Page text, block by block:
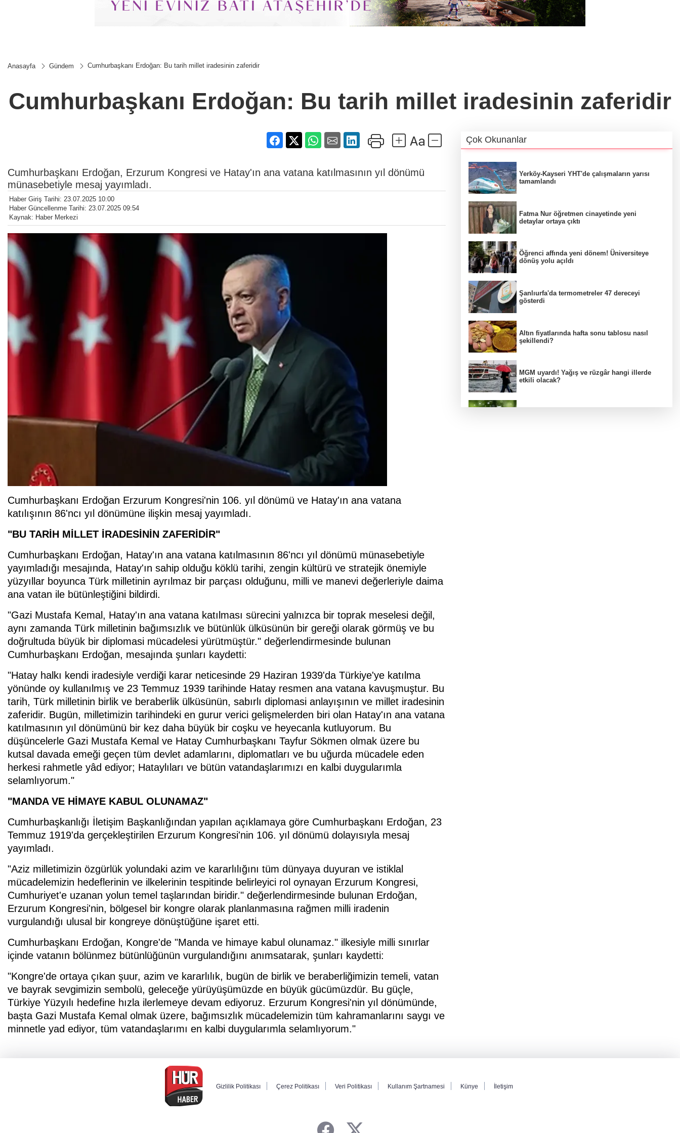
Anasayfa Gündem Cumhurbaşkanı Erdoğan: Bu tarih millet iradesinin zaferidir
Cumhurbaşkanı Erdoğan: Bu tarih millet iradesinin zaferidir
Cumhurbaşkanı Erdoğan, Erzurum Kongresi ve Hatay'ın ana vatana katılmasının yıl dönümü
münasebetiyle mesaj yayımladı.
Haber Giriş Tarihi: 23.07.2025 10:00
Haber Güncellenme Tarihi: 23.07.2025 09:54
Kaynak: Haber Merkezi
Cumhurbaşkanı Erdoğan Erzurum Kongresi'nin 106. yıl dönümü ve Hatay'ın ana vatana
katılışının 86'ncı yıl dönümüne ilişkin mesaj yayımladı.
"BU TARİH MİLLET İRADESİNİN ZAFERİDİR"
Cumhurbaşkanı Erdoğan, Hatay'ın ana vatana katılmasının 86'ncı yıl dönümü münasebetiyle
yayımladığı mesajında, Hatay'ın sahip olduğu köklü tarihi, zengin kültürü ve stratejik önemiyle
yüzyıllar boyunca Türk milletinin ayrılmaz bir parçası olduğunu, milli ve manevi değerleriyle daima
ana vatan ile bütünleştiğini bildirdi.
"Gazi Mustafa Kemal, Hatay'ın ana vatana katılması sürecini yalnızca bir toprak meselesi değil,
aynı zamanda Türk milletinin bağımsızlık ve bütünlük ülküsünün bir gereği olarak görmüş ve bu
doğrultuda büyük bir diplomasi mücadelesi yürütmüştür." değerlendirmesinde bulunan
Cumhurbaşkanı Erdoğan, mesajında şunları kaydetti:
"Hatay halkı kendi iradesiyle verdiği karar neticesinde 29 Haziran 1939'da Türkiye'ye katılma
yönünde oy kullanılmış ve 23 Temmuz 1939 tarihinde Hatay resmen ana vatana kavuşmuştur. Bu
tarih, Türk milletinin birlik ve beraberlik ülküsünün, sabırlı diplomasi anlayışının ve millet iradesinin
zaferidir. Bugün, milletimizin tarihindeki en gurur verici gelişmelerden biri olan Hatay'ın ana vatana
katılmasının yıl dönümünü bir kez daha büyük bir coşku ve heyecanla kutluyorum. Bu
düşüncelerle Gazi Mustafa Kemal ve Hatay Cumhurbaşkanı Tayfur Sökmen olmak üzere bu
kutsal davada emeği geçen tüm devlet adamlarını, diplomatları ve bu uğurda mücadele eden
herkesi rahmetle yâd ediyor; Hataylıları ve bütün vatandaşlarımızı en kalbi duygularımla
selamlıyorum."
"MANDA VE HİMAYE KABUL OLUNAMAZ"
Cumhurbaşkanlığı İletişim Başkanlığından yapılan açıklamaya göre Cumhurbaşkanı Erdoğan, 23
Temmuz 1919'da gerçekleştirilen Erzurum Kongresi'nin 106. yıl dönümü dolayısıyla mesaj
yayımladı.
"Aziz milletimizin özgürlük yolundaki azim ve kararlılığını tüm dünyaya duyuran ve istiklal
mücadelemizin hedeflerinin ve ilkelerinin tespitinde belirleyici rol oynayan Erzurum Kongresi,
Cumhuriyet'e uzanan yolun temel taşlarından biridir." değerlendirmesinde bulunan Erdoğan,
Erzurum Kongresi'nin, bölgesel bir kongre olarak planlanmasına rağmen milli iradenin
vurgulandığı ulusal bir kongreye dönüştüğüne işaret etti.
Cumhurbaşkanı Erdoğan, Kongre'de "Manda ve himaye kabul olunamaz." ilkesiyle milli sınırlar
içinde vatanın bölünmez bütünlüğünün vurgulandığını anımsatarak, şunları kaydetti:
"Kongre'de ortaya çıkan şuur, azim ve kararlılık, bugün de birlik ve beraberliğimizin temeli, vatan
ve bayrak sevgimizin sembolü, geleceğe yürüyüşümüzde en büyük gücümüzdür. Bu güçle,
Türkiye Yüzyılı hedefine hızla ilerlemeye devam ediyoruz. Erzurum Kongresi'nin yıl dönümünde,
başta Gazi Mustafa Kemal olmak üzere, bağımsızlık mücadelemizin tüm kahramanlarını saygı ve
minnetle yad ediyor, tüm vatandaşlarımı en kalbi duygularımla selamlıyorum."
Çok Okunanlar
Yerköy-Kayseri YHT'de çalışmaların yarısı
tamamlandı
Fatma Nur öğretmen cinayetinde yeni
detaylar ortaya çıktı
Öğrenci affında yeni dönem! Üniversiteye
dönüş yolu açıldı
Şanlıurfa'da termometreler 47 dereceyi
gösterdi
Altın fiyatlarında hafta sonu tablosu nasıl
şekillendi?
MGM uyardı! Yağış ve rüzgâr hangi illerde
etkili olacak?
Gizlilik Politikası Çerez Politikası Veri Politikası Kullanım Şartnamesi Künye İletişim